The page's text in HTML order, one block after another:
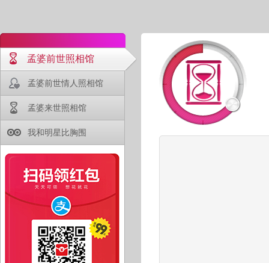
孟婆前世照相馆
孟婆前世情人照相馆
孟婆来世照相馆
我和明星比胸围